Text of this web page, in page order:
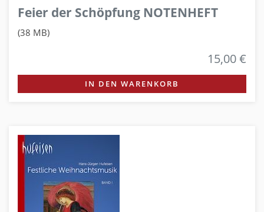
Feier der Schöpfung NOTENHEFT
(38 MB)
15,00 €
IN DEN WARENKORB